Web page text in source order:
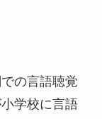
の言語聴覚
学校に言語